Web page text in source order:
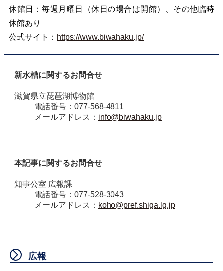
休館日：毎週月曜日（休日の場合は開館）、その他臨時
休館あり
公式サイト： https://www.biwahaku.jp/
新水槽に関するお問合せ
滋賀県立琵琶湖博物館
電話番号：077-568-4811
メールアドレス： info@biwahaku.jp
本記事に関するお問合せ
知事公室 広報課
電話番号：077-528-3043
メールアドレス： koho@pref.shiga.lg.jp
広報